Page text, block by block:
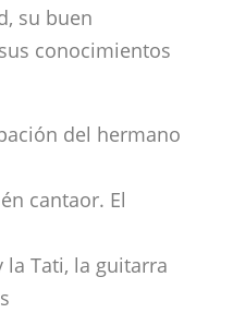
su buen
conocimientos
del hermano
cantaor. El
Tati, la guitarra